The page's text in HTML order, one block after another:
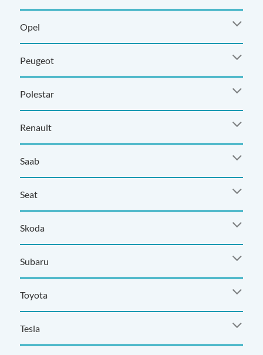
Opel
Peugeot
Polestar
Renault
Saab
Seat
Skoda
Subaru
Toyota
Tesla